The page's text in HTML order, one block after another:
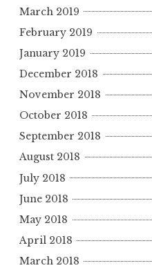
March 2019
February 2019
January 2019
December 2018
November 2018
October 2018
September 2018
August 2018
July 2018
June 2018
May 2018
April 2018
March 2018